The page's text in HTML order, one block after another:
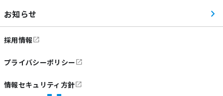
お知らせ
採用情報
プライバシーポリシー
情報セキュリティ方針